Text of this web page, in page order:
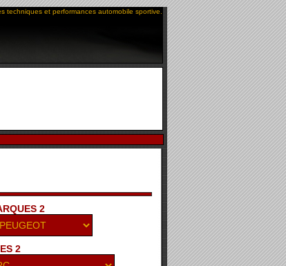
techniques et performances automobile sportive.
2
2